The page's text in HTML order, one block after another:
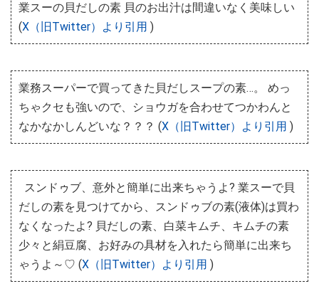
業スーの貝だしの素 貝のお出汁は間違いなく美味しい
(X（旧Twitter）より引用 )
業務スーパーで買ってきた貝だしスープの素…。 めっ
ちゃクセも強いので、ショウガを合わせてつかわんと
なかなかしんどいな？？？ (X（旧Twitter）より引用 )
スンドゥブ、意外と簡単に出来ちゃうよ? 業スーで貝
だしの素を見つけてから、スンドゥブの素(液体)は買わ
なくなったよ? 貝だしの素、白菜キムチ、キムチの素
少々と絹豆腐、お好みの具材を入れたら簡単に出来ち
ゃうよ～♡ (X（旧Twitter）より引用 )